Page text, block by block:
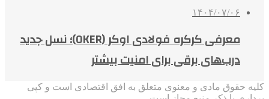
۱۴۰۴/۰۷/۰۶
معرفی کرکره فولادی اوکر (OKER)؛ نسل جدید
درب‌های برقی برای امنیت بیشتر
کلیه حقوق مادی و معنوی متعلق به افق اقتصادی است و کپی